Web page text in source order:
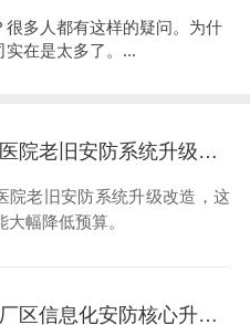
多人都有这样的疑问。为什
在是太多了。...
西安医院老旧安防系统升级改造，这么做能大幅降低预算
院老旧安防系统升级改造，这
大幅降低预算。
西安厂区信息化安防核心升级优势，想知道的看过来！